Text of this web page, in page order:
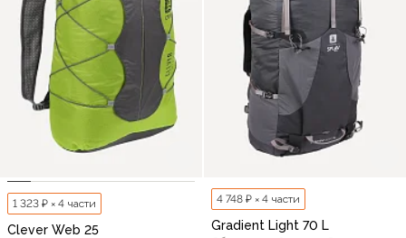
1 323 ₽ × 4 части
Clever Web 25
4 748 ₽ × 4 части
Gradient Light 70 L